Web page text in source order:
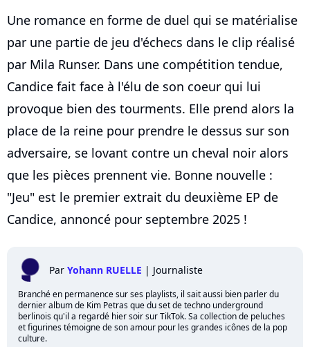
Une romance en forme de duel qui se matérialise
par une partie de jeu d'échecs dans le clip réalisé
par Mila Runser. Dans une compétition tendue,
Candice fait face à l'élu de son coeur qui lui
provoque bien des tourments. Elle prend alors la
place de la reine pour prendre le dessus sur son
adversaire, se lovant contre un cheval noir alors
que les pièces prennent vie. Bonne nouvelle :
"Jeu" est le premier extrait du deuxième EP de
Candice, annoncé pour septembre 2025 !
Par Yohann RUELLE | Journaliste
Branché en permanence sur ses playlists, il sait aussi bien parler du
dernier album de Kim Petras que du set de techno underground
berlinois qu'il a regardé hier soir sur TikTok. Sa collection de peluches
et figurines témoigne de son amour pour les grandes icônes de la pop
culture.